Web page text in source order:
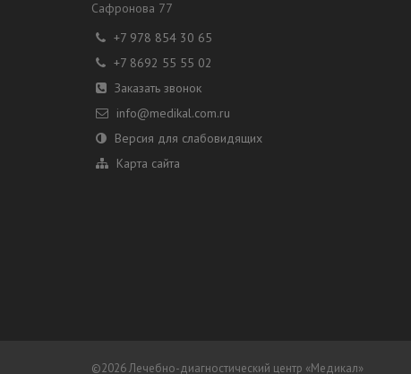
Сафронова 77
+7 978 854 30 65
+7 8692 55 55 02
Заказать звонок
info@medikal.com.ru
Версия для слабовидящих
Карта сайта
©2026 Лечебно-диагностический центр «Медикал»